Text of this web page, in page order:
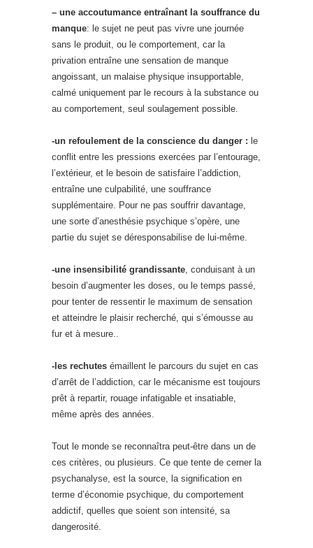
– une accoutumance entraînant la souffrance du
manque: le sujet ne peut pas vivre une journée
sans le produit, ou le comportement, car la
privation entraîne une sensation de manque
angoissant, un malaise physique insupportable,
calmé uniquement par le recours à la substance ou
au comportement, seul soulagement possible.
-un refoulement de la conscience du danger : le
conflit entre les pressions exercées par l’entourage,
l’extérieur, et le besoin de satisfaire l’addiction,
entraîne une culpabilité, une souffrance
supplémentaire. Pour ne pas souffrir davantage,
une sorte d’anesthésie psychique s’opère, une
partie du sujet se déresponsabilise de lui-même.
-une insensibilité grandissante, conduisant à un
besoin d’augmenter les doses, ou le temps passé,
pour tenter de ressentir le maximum de sensation
et atteindre le plaisir recherché, qui s’émousse au
fur et à mesure..
-les rechutes émaillent le parcours du sujet en cas
d’arrêt de l’addiction, car le mécanisme est toujours
prêt à repartir, rouage infatigable et insatiable,
même après des années.
Tout le monde se reconnaîtra peut-être dans un de
ces critères, ou plusieurs. Ce que tente de cerner la
psychanalyse, est la source, la signification en
terme d’économie psychique, du comportement
addictif, quelles que soient son intensité, sa
dangerosité.